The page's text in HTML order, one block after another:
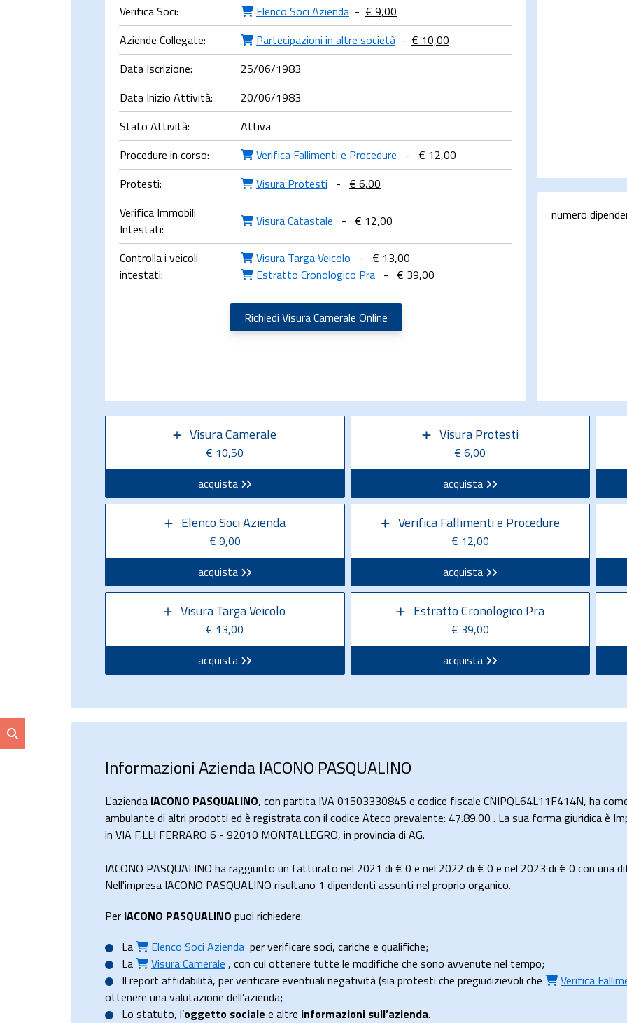
Verifica Soci:
Elenco Soci Azienda - € 9,00
Aziende Collegate:
Partecipazioni in altre società - € 10,00
Data Iscrizione:
25/06/1983
Data Inizio Attività:
20/06/1983
Stato Attività:
Attiva
Procedure in corso:
Verifica Fallimenti e Procedure - € 12,00
Protesti:
Visura Protesti - € 6,00
Verifica Immobili
Intestati:
Visura Catastale - € 12,00
Controlla i veicoli
intestati:
Visura Targa Veicolo - € 13,00
Estratto Cronologico Pra - € 39,00
Richiedi Visura Camerale Online
numero
Visura Camerale
€ 10,50
acquista
Visura Protesti
€ 6,00
acquista
Elenco Soci Azienda
€ 9,00
acquista
Verifica Fallimenti e Procedure
€ 12,00
acquista
Visura Targa Veicolo
€ 13,00
acquista
Estratto Cronologico Pra
€ 39,00
acquista
Informazioni Azienda IACONO PASQUALINO
L'azienda IACONO PASQUALINO, con partita IVA 01503330845 e codice fiscale CNIPQL64L11F414N, ha
ambulante di altri prodotti ed è registrata con il codice Ateco prevalente: 47.89.00 . La sua forma giuridica è
in VIA F.LLI FERRARO 6 - 92010 MONTALLEGRO, in provincia di AG.
IACONO PASQUALINO ha raggiunto un fatturato nel 2021 di € 0 e nel 2022 di € 0 e nel 2023 di € 0 con una
Nell'impresa IACONO PASQUALINO risultano 1 dipendenti assunti nel proprio organico.
Per IACONO PASQUALINO puoi richiedere:
La
Elenco Soci Azienda per verificare soci, cariche e qualifiche;
La
Visura Camerale , con cui ottenere tutte le modifiche che sono avvenute nel tempo;
Il report affidabilità, per verificare eventuali negatività (sia protesti che pregiudizievoli che Verifica
ottenere una valutazione dell’azienda;
Lo statuto, l’oggetto sociale e altre informazioni sull’azienda.